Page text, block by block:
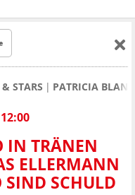
STARS PATRICIA
IN TRÄNEN
ELLERMANN
SIND SCHULD